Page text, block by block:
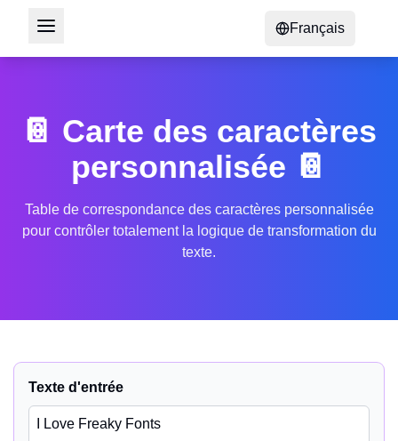
Français
📔 Carte des caractères
personnalisée 📔
Table de correspondance des caractères personnalisée
pour contrôler totalement la logique de transformation du
texte.
Texte d'entrée